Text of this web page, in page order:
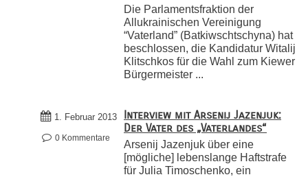
Die Parlamentsfraktion der
Allukrainischen Vereinigung
“Vaterland” (Batkiwschtschyna) hat
beschlossen, die Kandidatur Witalij
Klitschkos für die Wahl zum Kiewer
Bürgermeister ...
1. Februar 2013
0 Kommentare
Interview mit Arsenij Jazenjuk:
Der Vater des „Vaterlandes“
Arsenij Jazenjuk über eine
[mögliche] lebenslange Haftstrafe
für Julia Timoschenko, ein